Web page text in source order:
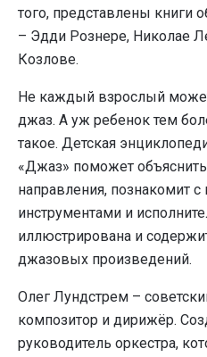
того, представлены книги
– Эдди Рознере, Николае
Козлове.
Не каждый взрослый
джаз. А уж ребенок тем
такое. Детская
«Джаз» поможет
направления, познакомит
инструментами и
иллюстрирована и
джазовых произведений.
Олег Лундстрем –
композитор и дирижёр.
руководитель оркестра,